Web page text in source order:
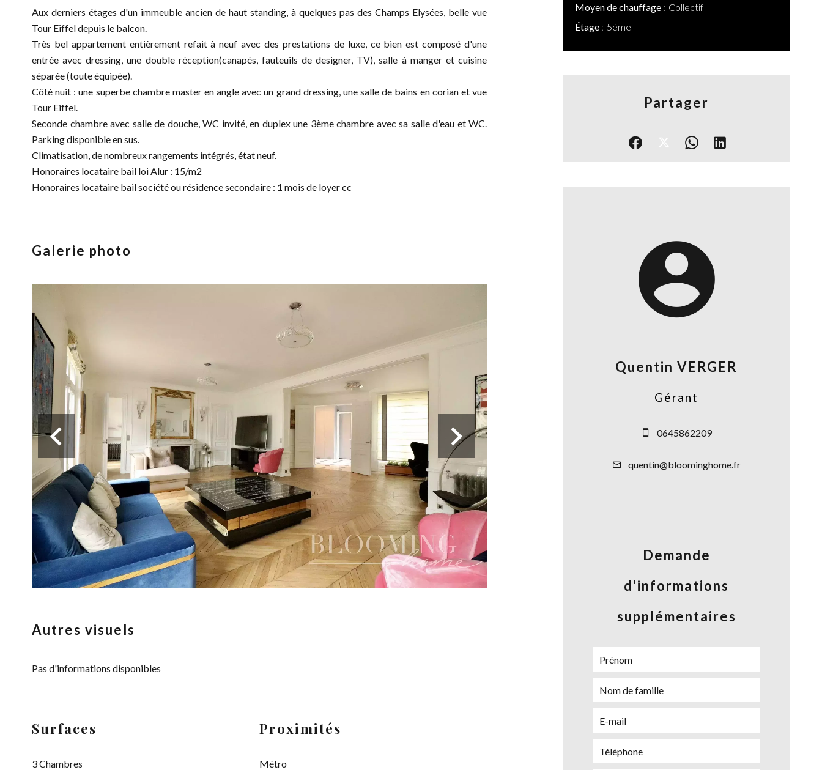
Aux derniers étages d'un immeuble ancien de haut standing, à quelques pas des Champs Elysées, belle vue
Tour Eiffel depuis le balcon.
Très bel appartement entièrement refait à neuf avec des prestations de luxe, ce bien est composé d'une
entrée avec dressing, une double réception(canapés, fauteuils de designer, TV), salle à manger et cuisine
séparée (toute équipée).
Côté nuit : une superbe chambre master en angle avec un grand dressing, une salle de bains en corian et vue
Tour Eiffel.
Seconde chambre avec salle de douche, WC invité, en duplex une 3ème chambre avec sa salle d'eau et WC.
Parking disponible en sus.
Climatisation, de nombreux rangements intégrés, état neuf.
Honoraires locataire bail loi Alur : 15/m2
Honoraires locataire bail société ou résidence secondaire : 1 mois de loyer cc
Galerie photo
Autres visuels
Pas d'informations disponibles
Surfaces
3 Chambres
Proximités
Métro
Moyen de chauffage
Collectif
Étage
5ème
Partager
Quentin VERGER
Gérant
0645862209
quentin@bloominghome.fr
Demande
d'informations
supplémentaires